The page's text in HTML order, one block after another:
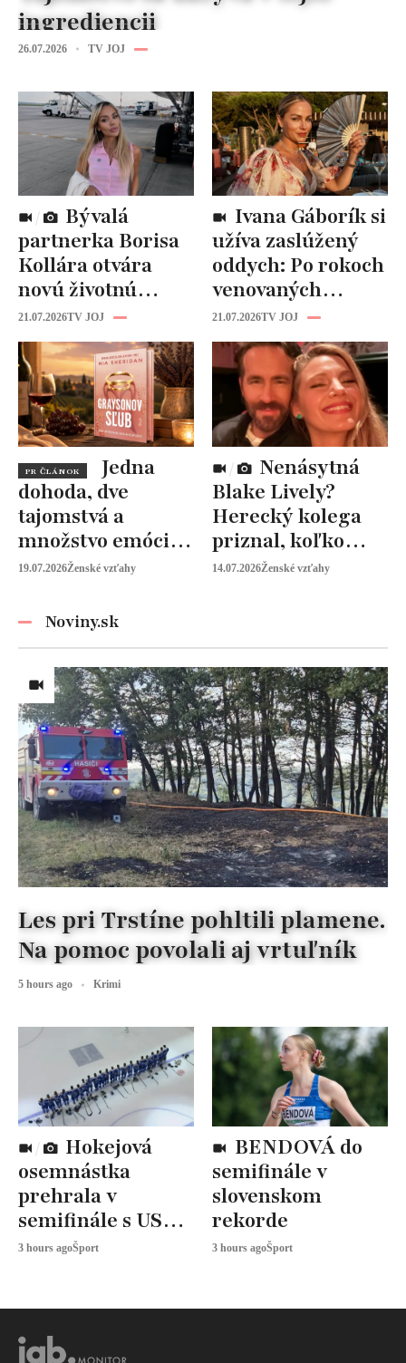
ingrediencii
26.07.2026 TV JOJ
partnerka Borisa
Kollára otvára
novú životnú
kapitolu: Laura
Vizváryová ide
pomáhať ženám
21.07.2026TV JOJ
užíva zaslúžený
oddych: Po rokoch
venovaných
rodine prišiel čas
na seba
21.07.2026TV JOJ
PR ČLÁNOK
dohoda, dve
tajomstvá a
množstvo emócií.
Mia Sheridan a
19.07.2026Ženské vzťahy
Blake Lively?
Herecký kolega
priznal, koľko
peňazí od neho
14.07.2026Ženské vzťahy
Noviny.sk
osemnástka
prehrala v
semifinále s USA,
zabojuje o BRONZ
3 hours agoŠport
semifinále v
slovenskom
rekorde
3 hours agoŠport
Les pri Trstíne pohltili plamene.
Na pomoc povolali aj vrtuľník
5 hours ago Krimi